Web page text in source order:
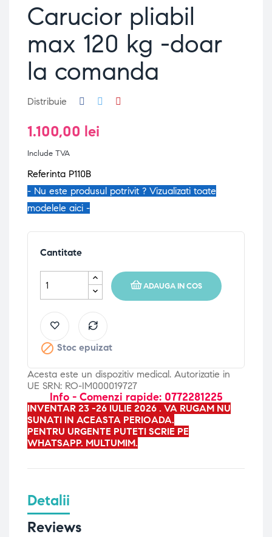
Carucior pliabil
max 120 kg -doar
la comanda
Distribuie
1.100,00 lei
Include TVA
Referinta P110B
- Nu este produsul potrivit ? Vizualizati toate
modelele aici -
Cantitate
ADAUGA IN COS
 Stoc epuizat
Acesta este un dispozitiv medical. Autorizatie in
UE SRN: RO-IM000019727
Info - Comenzi rapide: 0772281225
INVENTAR 23 -26 IULIE 2026 . VA RUGAM NU
SUNATI IN ACEASTA PERIOADA.
PENTRU URGENTE PUTETI SCRIE PE
WHATSAPP. MULTUMIM.
Detalii
Reviews